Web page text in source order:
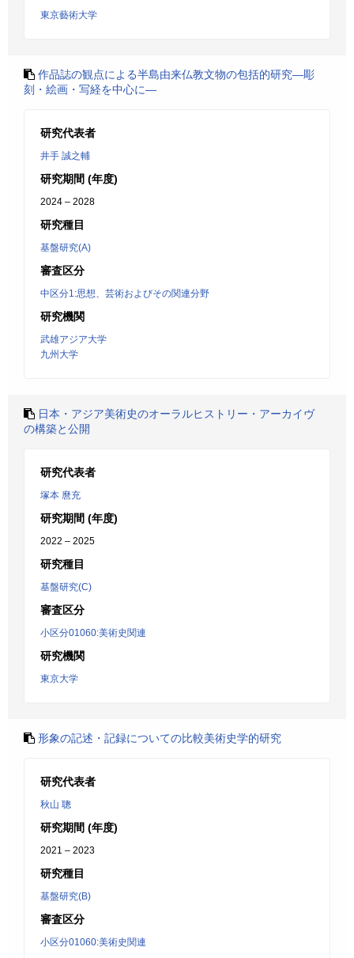
東京藝術大学
作品誌の観点による半島由来仏教文物の包括的研究―彫
刻・絵画・写経を中心に―
研究代表者
井手 誠之輔
研究期間 (年度)
2024 – 2028
研究種目
基盤研究(A)
審査区分
中区分1:思想、芸術およびその関連分野
研究機関
武雄アジア大学
九州大学
日本・アジア美術史のオーラルヒストリー・アーカイヴ
の構築と公開
研究代表者
塚本 麿充
研究期間 (年度)
2022 – 2025
研究種目
基盤研究(C)
審査区分
小区分01060:美術史関連
研究機関
東京大学
形象の記述・記録についての比較美術史学的研究
研究代表者
秋山 聰
研究期間 (年度)
2021 – 2023
研究種目
基盤研究(B)
審査区分
小区分01060:美術史関連